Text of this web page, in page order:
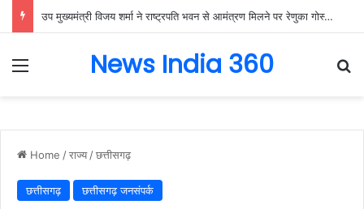
उप मुख्यमंत्री विजय शर्मा ने राष्ट्रपति भवन से आमंत्रण मिलने पर रेणुका गोस्वामी को दी बधाई…..
Menu News India 360
Home /राज्य /छत्तीसगढ़
छत्तीसगढ़ छत्तीसगढ़ जनसंपर्क